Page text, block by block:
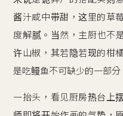
酱汁咸中带甜，这里的草
度解腻。当然，主厨也不
许山椒，其若隐若现的柑
是吃鳗鱼不可缺少的一部分
一抬头，看见厨房热台上